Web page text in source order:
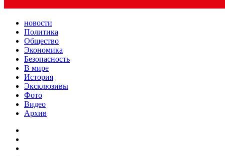
новости
Политика
Общество
Экономика
Безопасность
В мире
История
Эксклюзивы
Фото
Видео
Архив